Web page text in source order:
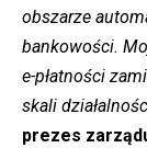
obszarze
bankowości.
e-płatności
skali
prezes